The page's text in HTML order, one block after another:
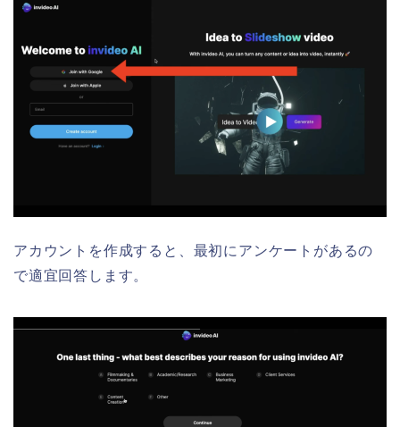
アカウントを作成すると、最初にアンケートがあるの
で適宜回答します。